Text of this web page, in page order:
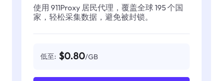
使用 911Proxy 居民代理，覆盖全球 195 个国
家，轻松采集数据，避免被封锁。
低至: $0.80/GB